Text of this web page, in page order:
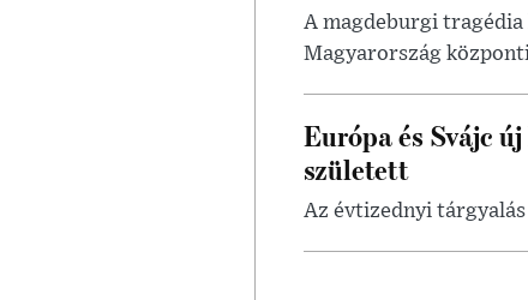
A magdeburgi
Magyarország
Európa és Svájc
született
Az évtizednyi